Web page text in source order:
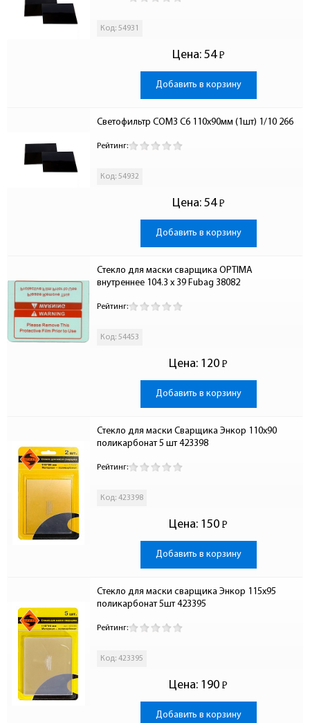
Код: 54931
Цена: 54 Р
-
Добавить в корзину
Светофильтр СОМЗ С6 110х90мм (1шт) 1/10 266
Рейтинг:
Код: 54932
Цена: 54 Р
-
Добавить в корзину
Стекло для маски сварщика OPTIMA
внутреннее 104.3 x 39 Fubag 38082
Рейтинг:
Код: 54453
Цена: 120 Р
-
Добавить в корзину
Стекло для маски Сварщика Энкор 110х90
поликарбонат 5 шт 423398
Рейтинг:
Код: 423398
Цена: 150 Р
-
Добавить в корзину
Стекло для маски сварщика Энкор 115х95
поликарбонат 5шт 423395
Рейтинг:
Код: 423395
Цена: 190 Р
-
Добавить в корзину